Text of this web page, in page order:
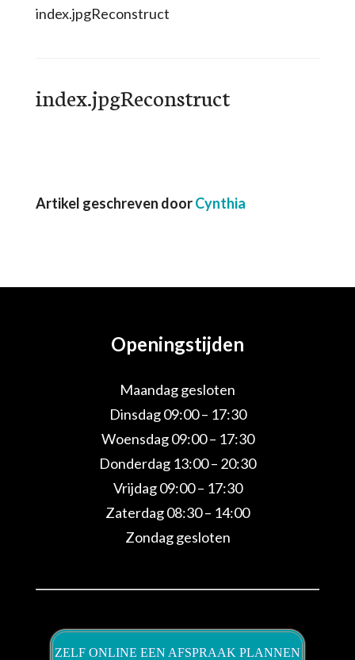
index.jpgReconstruct
index.jpgReconstruct
Artikel geschreven doorCynthia
Openingstijden
Maandag gesloten
Dinsdag 09:00 – 17:30
Woensdag 09:00 – 17:30
Donderdag 13:00 – 20:30
Vrijdag 09:00 – 17:30
Zaterdag 08:30 – 14:00
Zondag gesloten
ZELF ONLINE EEN AFSPRAAK PLANNEN